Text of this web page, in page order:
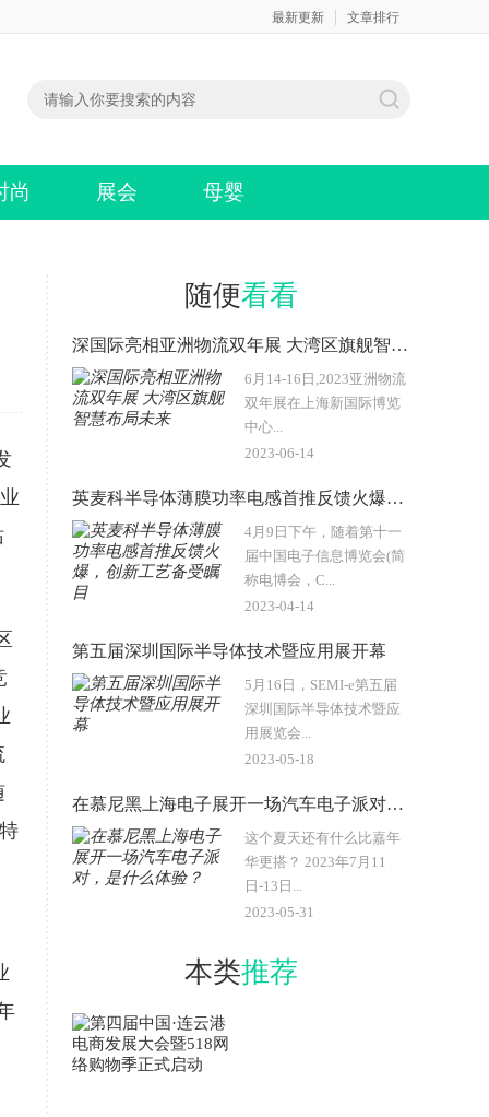
最新更新 文章排行
尚 展会 母婴
随便看看
深国际亮相亚洲物流双年展 大湾区旗舰智慧布局未来
6月14-16日,2023亚洲物流
双年展在上海新国际博览
中心...
2023-06-14
英麦科半导体薄膜功率电感首推反馈火爆，创新工艺备受瞩目
4月9日下午，随着第十一
届中国电子信息博览会(简
称电博会，C...
2023-04-14
第五届深圳国际半导体技术暨应用展开幕
5月16日，SEMI-e第五届
深圳国际半导体技术暨应
用展览会...
2023-05-18
在慕尼黑上海电子展开一场汽车电子派对，是什么体验？
这个夏天还有什么比嘉年
华更搭？ 2023年7月11
日-13日...
2023-05-31
本类推荐